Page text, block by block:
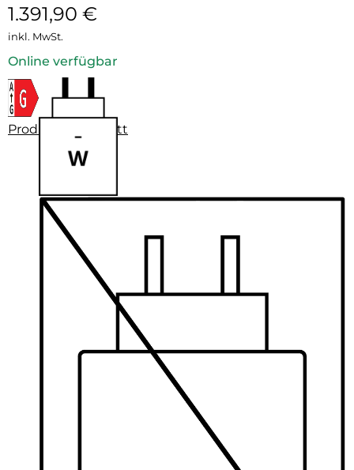
1.391,90 €
inkl. MwSt.
Online verfügbar
Produktdatenblatt